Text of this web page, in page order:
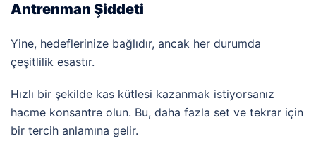
Antrenman Şiddeti
Yine, hedeflerinize bağlıdır, ancak her durumda
çeşitlilik esastır.
Hızlı bir şekilde kas kütlesi kazanmak istiyorsanız
hacme konsantre olun. Bu, daha fazla set ve tekrar için
bir tercih anlamına gelir.